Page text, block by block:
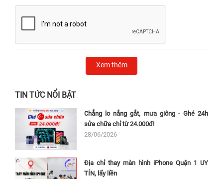
Xem thêm
TIN TỨC NỔI BẬT
Chẳng lo nắng gắt, mưa giông - Ghé 24h
sửa chữa chỉ từ 24.000đ!
28/06/2026
Địa chỉ thay màn hình iPhone Quận 1 UY
TÍN, lấy liền